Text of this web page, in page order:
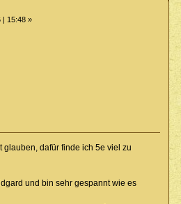
| 15:48 »
glauben, dafür finde ich 5e viel zu
und bin sehr gespannt wie es